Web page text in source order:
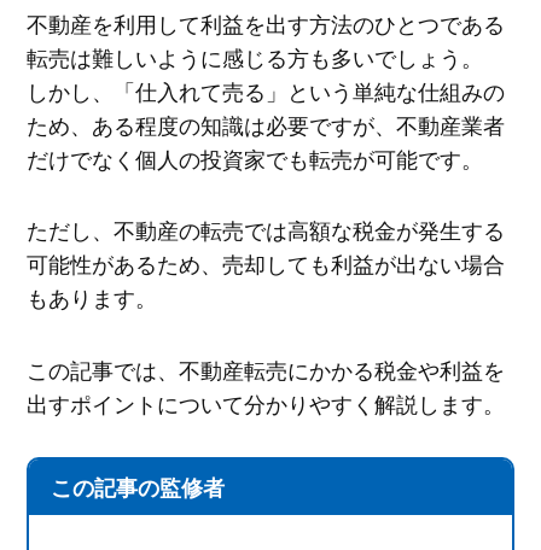
不動産を利用して利益を出す方法のひとつである
転売は難しいように感じる方も多いでしょう。
しかし、「仕入れて売る」という単純な仕組みの
ため、ある程度の知識は必要ですが、不動産業者
だけでなく個人の投資家でも転売が可能です。
ただし、不動産の転売では高額な税金が発生する
可能性があるため、売却しても利益が出ない場合
もあります。
この記事では、不動産転売にかかる税金や利益を
出すポイントについて分かりやすく解説します。
この記事の監修者